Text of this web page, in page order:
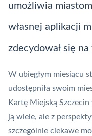
umożliwia
własnej aplikacji
zdecydował się
W ubiegłym miesiącu
udostępniła swoim
Kartę Miejską
ją wiele, ale z
szczególnie ciekawe